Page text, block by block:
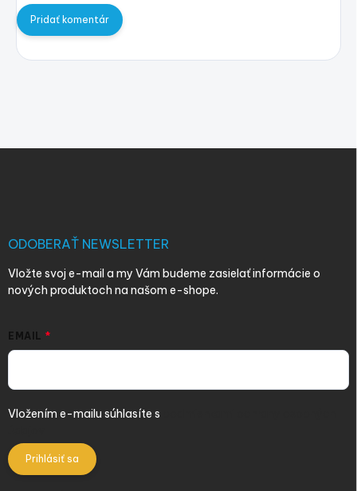
Pridať komentár
ODOBERAŤ NEWSLETTER
Vložte svoj e-mail a my Vám budeme zasielať informácie o
nových produktoch na našom e-shope.
EMAIL
Vložením e-mailu súhlasíte s
Prihlásiť sa